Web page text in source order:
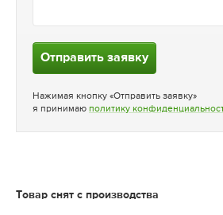
Отправить заявку
Нажимая кнопку «Отправить заявку»
я принимаю политику
Товар снят с производства